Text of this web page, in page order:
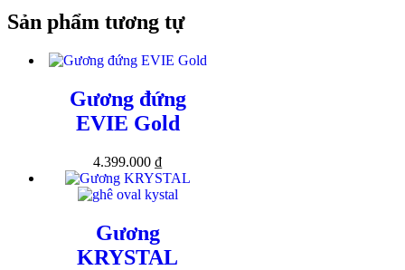
Sản phẩm tương tự
Gương đứng
EVIE Gold
4.399.000 ₫
Gương
KRYSTAL